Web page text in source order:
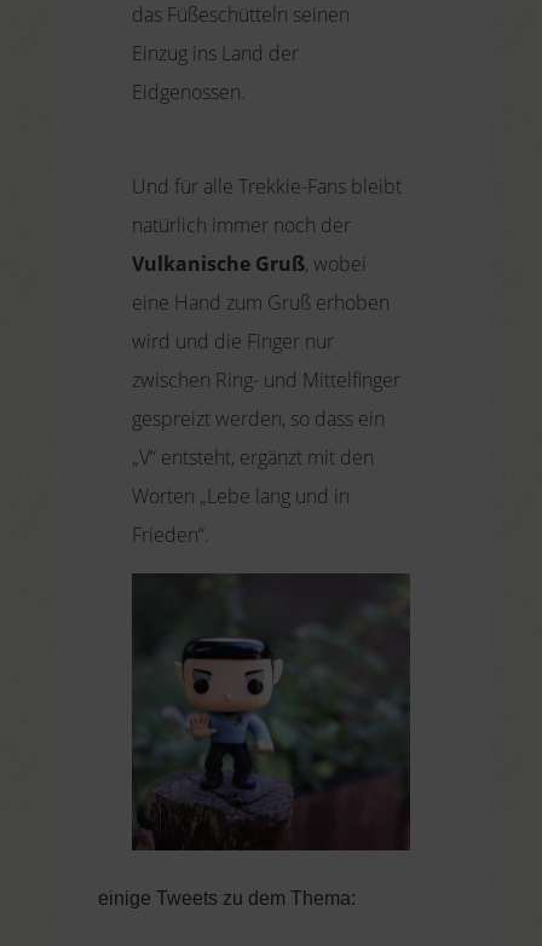
das Füßeschütteln seinen
Einzug ins Land der
Eidgenossen.
Und für alle Trekkie-Fans bleibt
natürlich immer noch der
Vulkanische Gruß,wobei
eine Hand zum Gruß erhoben
wird und die Finger nur
zwischen Ring- und Mittelfinger
gespreizt werden, so dass ein
„V“ entsteht, ergänzt mit den
Worten „Lebe lang und in
Frieden“.
einige Tweets zu dem Thema: